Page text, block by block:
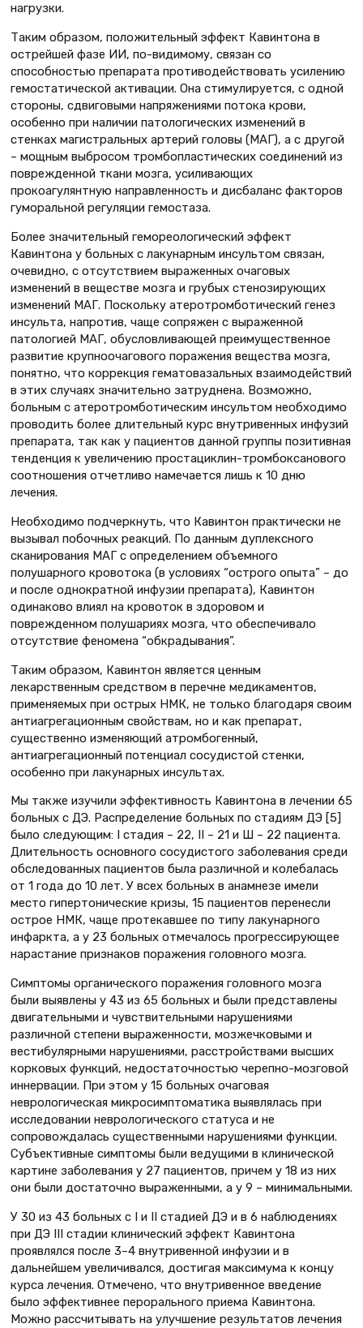
нагрузки.
Таким образом, положительный эффект Кавинтона в
острейшей фазе ИИ, по-видимому, связан со
способностью препарата противодействовать усилению
гемостатической активации. Она стимулируется, с одной
стороны, сдвиговыми напряжениями потока крови,
особенно при наличии патологических изменений в
стенках магистральных артерий головы (МАГ), а с другой
– мощным выбросом тромбопластических соединений из
поврежденной ткани мозга, усиливающих
прокоагулянтную направленность и дисбаланс факторов
гуморальной регуляции гемостаза.
Более значительный гемореологический эффект
Кавинтона у больных с лакунарным инсультом связан,
очевидно, с отсутствием выраженных очаговых
изменений в веществе мозга и грубых стенозирующих
изменений МАГ. Поскольку атеротромботический генез
инсульта, напротив, чаще сопряжен с выраженной
патологией МАГ, обусловливающей преимущественное
развитие крупноочагового поражения вещества мозга,
понятно, что коррекция гематовазальных взаимодействий
в этих случаях значительно затруднена. Возможно,
больным с атеротромботическим инсультом необходимо
проводить более длительный курс внутривенных инфузий
препарата, так как у пациентов данной группы позитивная
тенденция к увеличению простациклин-тромбоксанового
соотношения отчетливо намечается лишь к 10 дню
лечения.
Необходимо подчеркнуть, что Кавинтон практически не
вызывал побочных реакций. По данным дуплексного
сканирования МАГ с определением объемного
полушарного кровотока (в условиях “острого опыта” – до
и после однократной инфузии препарата), Кавинтон
одинаково влиял на кровоток в здоровом и
поврежденном полушариях мозга, что обеспечивало
отсутствие феномена “обкрадывания”.
Таким образом, Кавинтон является ценным
лекарственным средством в перечне медикаментов,
применяемых при острых НМК, не только благодаря своим
антиагрегационным свойствам, но и как препарат,
существенно изменяющий атромбогенный,
антиагрегационный потенциал сосудистой стенки,
особенно при лакунарных инсультах.
Мы также изучили эффективность Кавинтона в лечении 65
больных с ДЭ. Распределение больных по стадиям ДЭ [5]
было следующим: I стадия – 22, II – 21 и Ш – 22 пациента.
Длительность основного сосудистого заболевания среди
обследованных пациентов была различной и колебалась
от 1 года до 10 лет. У всех больных в анамнезе имели
место гипертонические кризы, 15 пациентов перенесли
острое НМК, чаще протекавшее по типу лакунарного
инфаркта, а у 23 больных отмечалось прогрессирующее
нарастание признаков поражения головного мозга.
Симптомы органического поражения головного мозга
были выявлены у 43 из 65 больных и были представлены
двигательными и чувствительными нарушениями
различной степени выраженности, мозжечковыми и
вестибулярными нарушениями, расстройствами высших
корковых функций, недостаточностью черепно-мозговой
иннервации. При этом у 15 больных очаговая
неврологическая микросимптоматика выявлялась при
исследовании неврологического статуса и не
сопровождалась существенными нарушениями функции.
Субъективные симптомы были ведущими в клинической
картине заболевания у 27 пациентов, причем у 18 из них
они были достаточно выраженными, а у 9 – минимальными.
У 30 из 43 больных с I и II стадией ДЭ и в 6 наблюдениях
при ДЭ III стадии клинический эффект Кавинтона
проявлялся после 3–4 внутривенной инфузии и в
дальнейшем увеличивался, достигая максимума к концу
курса лечения. Отмечено, что внутривенное введение
было эффективнее перорального приема Кавинтона.
Можно рассчитывать на улучшение результатов лечения